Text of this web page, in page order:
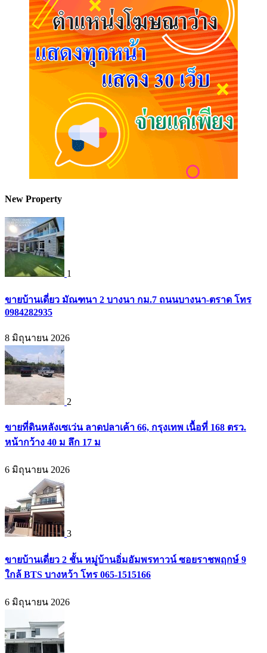
New Property
1
ขายบ้านเดี่ยว มัณฑนา 2 บางนา กม.7 ถนนบางนา-ตราด โทร
0984282935
8 มิถุนายน 2026
2
ขายที่ดินหลังเซเว่น ลาดปลาเค้า 66, กรุงเทพ เนื้อที่ 168 ตรว.
หน้ากว้าง 40 ม ลึก 17 ม
6 มิถุนายน 2026
3
ขายบ้านเดี่ยว 2 ชั้น หมู่บ้านอิ่มอัมพรทาวน์ ซอยราชพฤกษ์ 9
ใกล้ BTS บางหว้า โทร 065-1515166
6 มิถุนายน 2026